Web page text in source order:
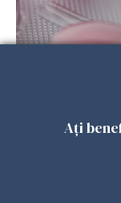
FDA aprobă
29 APRILIE 2026
Ați